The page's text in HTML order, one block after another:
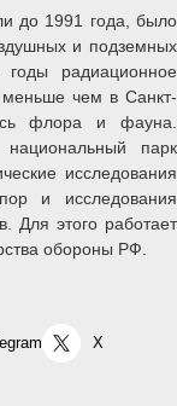
до 1991 года, было
и подземных
радиационное
чем в Санкт-
флора и фауна.
парк
исследования
и исследования
Для этого работает
обороны РФ.
X